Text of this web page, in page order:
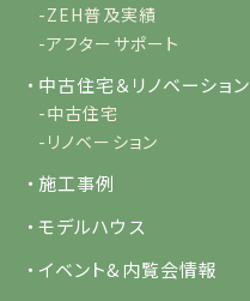
-ZEH普及実績
-アフターサポート
・中古住宅＆リノベーション
-中古住宅
-リノベーション
・施工事例
・モデルハウス
・イベント&内覧会情報